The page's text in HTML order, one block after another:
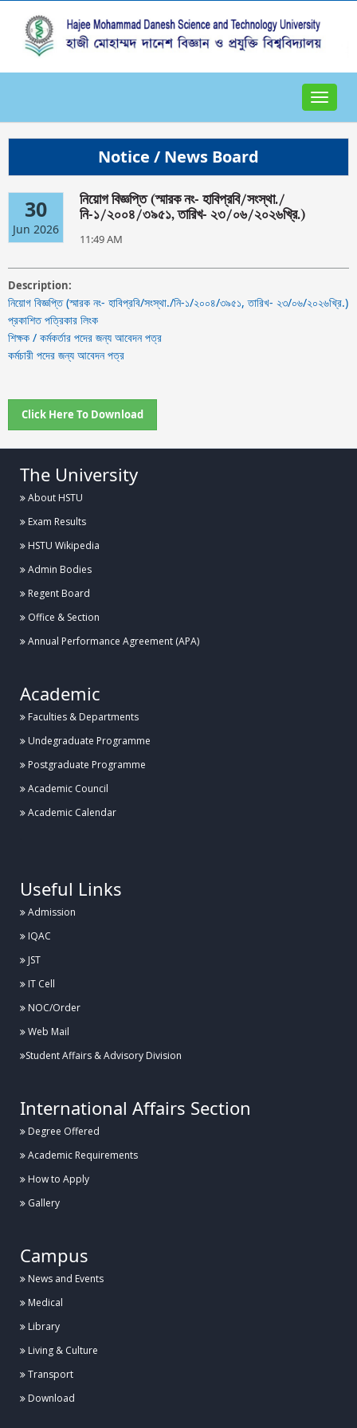
Toggle
Notice / News Board
30
Jun 2026
নিয়োগ বিজ্ঞপ্তি (স্মারক নং- হাবিপ্রবি/সংস্থা./
নি-১/২০০৪/৩৯৫১, তারিখ- ২৩/০৬/২০২৬খ্রি.)
11:49 AM
Description:
নিয়োগ বিজ্ঞপ্তি (স্মারক নং- হাবিপ্রবি/সংস্থা./নি-১/২০০৪/৩৯৫১, তারিখ- ২৩/০৬/২০২৬খ্রি.)
প্রকাশিত পত্রিকার লিংক
শিক্ষক / কর্মকর্তার পদের জন্য আবেদন পত্র
কর্মচারী পদের জন্য আবেদন পত্র
Click Here To Download
The University
About HSTU
Exam Results
HSTU Wikipedia
Admin Bodies
Regent Board
Office & Section
Annual Performance Agreement (APA)
Academic
Faculties & Departments
Undegraduate Programme
Postgraduate Programme
Academic Council
Academic Calendar
Useful Links
Admission
IQAC
JST
IT Cell
NOC/Order
Web Mail
Student Affairs & Advisory Division
International Affairs Section
Degree Offered
Academic Requirements
How to Apply
Gallery
Campus
News and Events
Medical
Library
Living & Culture
Transport
Download